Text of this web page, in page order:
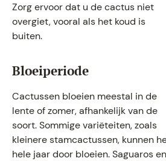
Zorg ervoor dat u de cactus niet
overgiet, vooral als het koud is
buiten.
Bloeiperiode
Cactussen bloeien meestal in de
lente of zomer, afhankelijk van de
soort. Sommige variëteiten, zoals
kleinere stamcactussen, kunnen
hele jaar door bloeien. Saguaros en